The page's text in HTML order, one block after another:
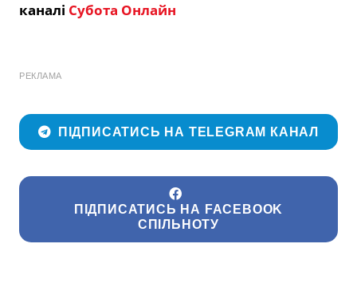
каналі Субота Онлайн
РЕКЛАМА
ПІДПИСАТИСЬ НА TELEGRAM КАНАЛ
ПІДПИСАТИСЬ НА FACEBOOK
СПІЛЬНОТУ